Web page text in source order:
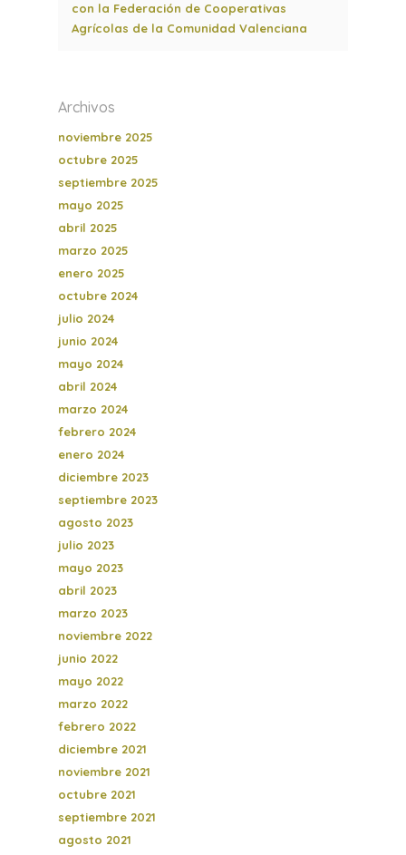
con la Federación de Cooperativas
Agrícolas de la Comunidad Valenciana
Archivos
noviembre 2025
octubre 2025
septiembre 2025
mayo 2025
abril 2025
marzo 2025
enero 2025
octubre 2024
julio 2024
junio 2024
mayo 2024
abril 2024
marzo 2024
febrero 2024
enero 2024
diciembre 2023
septiembre 2023
agosto 2023
julio 2023
mayo 2023
abril 2023
marzo 2023
noviembre 2022
junio 2022
mayo 2022
marzo 2022
febrero 2022
diciembre 2021
noviembre 2021
octubre 2021
septiembre 2021
agosto 2021